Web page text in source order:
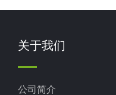
关于我们
公司简介